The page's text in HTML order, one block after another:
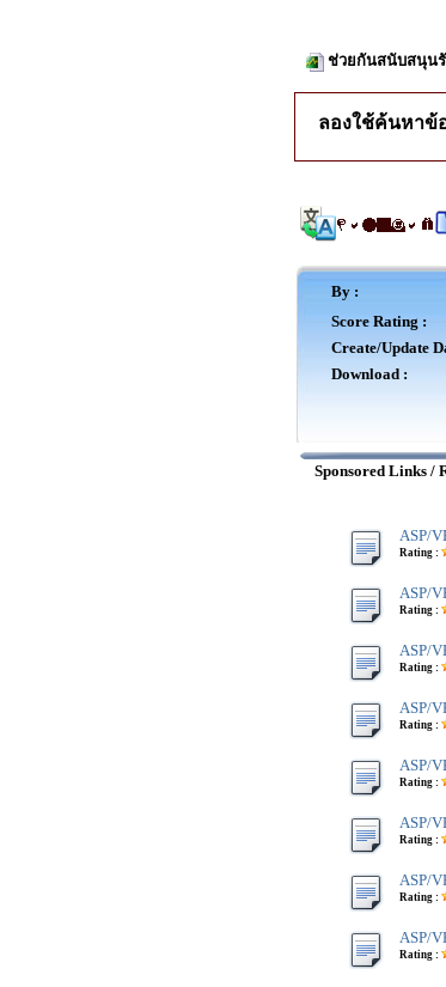
ช่วยกันสนับสนุน
ลองใช้ค้นหาข้
By :
Score Rating :
Create/Update
Download :
Sponsored Links /
ASP/
Rating :
ASP/
Rating :
ASP/
Rating :
ASP/
Rating :
ASP/
Rating :
ASP/
Rating :
ASP/
Rating :
ASP/
Rating :